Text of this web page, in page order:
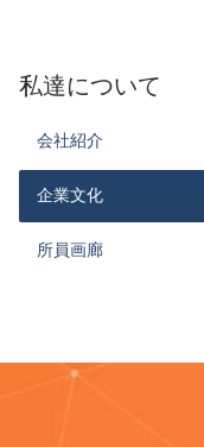
私達について
会社紹介
企業文化
所員画廊